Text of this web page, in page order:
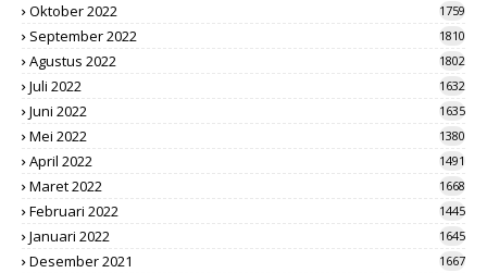
Oktober 2022 1759
September 2022 1810
Agustus 2022 1802
Juli 2022 1632
Juni 2022 1635
Mei 2022 1380
April 2022 1491
Maret 2022 1668
Februari 2022 1445
Januari 2022 1645
Desember 2021 1667